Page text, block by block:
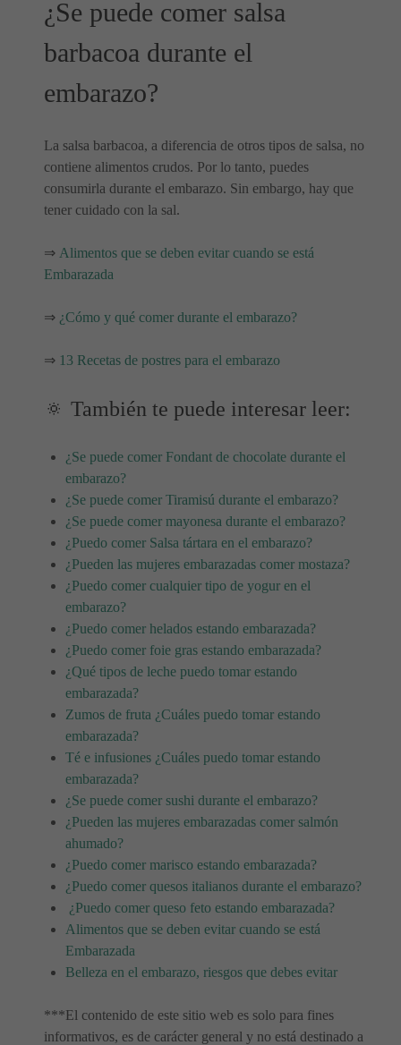
¿Se puede comer salsa
barbacoa durante el
embarazo?
La salsa barbacoa, a diferencia de otros tipos de salsa, no
contiene alimentos crudos. Por lo tanto, puedes
consumirla durante el embarazo. Sin embargo, hay que
tener cuidado con la sal.
⇒ Alimentos que se deben evitar cuando se está
Embarazada
⇒ ¿Cómo y qué comer durante el embarazo?
⇒ 13 Recetas de postres para el embarazo
🔅 También te puede interesar leer:
¿Se puede comer Fondant de chocolate durante el
embarazo?
¿Se puede comer Tiramisú durante el embarazo?
¿Se puede comer mayonesa durante el embarazo?
¿Puedo comer Salsa tártara en el embarazo?
¿Pueden las mujeres embarazadas comer mostaza?
¿Puedo comer cualquier tipo de yogur en el
embarazo?
¿Puedo comer helados estando embarazada?
¿Puedo comer foie gras estando embarazada?
¿Qué tipos de leche puedo tomar estando
embarazada?
Zumos de fruta ¿Cuáles puedo tomar estando
embarazada?
Té e infusiones ¿Cuáles puedo tomar estando
embarazada?
¿Se puede comer sushi durante el embarazo?
¿Pueden las mujeres embarazadas comer salmón
ahumado?
¿Puedo comer marisco estando embarazada?
¿Puedo comer quesos italianos durante el embarazo?
¿Puedo comer queso feto estando embarazada?
Alimentos que se deben evitar cuando se está
Embarazada
Belleza en el embarazo, riesgos que debes evitar
***El contenido de este sitio web es solo para fines
informativos, es de carácter general y no está destinado a